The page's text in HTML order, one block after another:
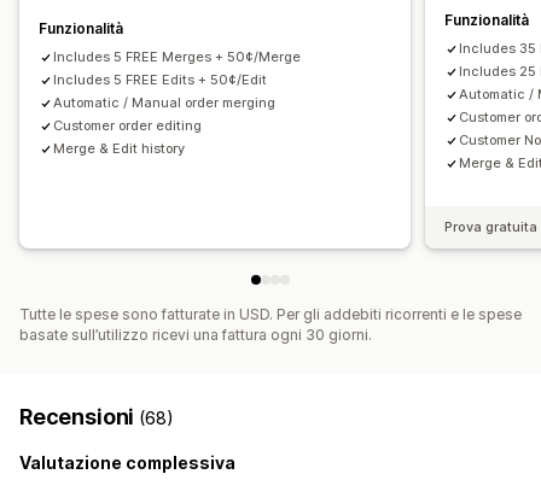
Funzionalità
Includes 5 FREE Merges + 50¢/Merge
Includes 5 FREE Edits + 50¢/Edit
Automatic / Manual order merging
Customer order editing
Merge & Edit history
Funzionalità
Includes 35
Includes 25
Automatic /
Customer
Customer
Merge &
Prova
Tutte le spese sono fatturate in USD. Per gli addebiti ricorrenti e le spese
basate sull’utilizzo ricevi una fattura ogni 30 giorni.
Recensioni (68)
Valutazione complessiva